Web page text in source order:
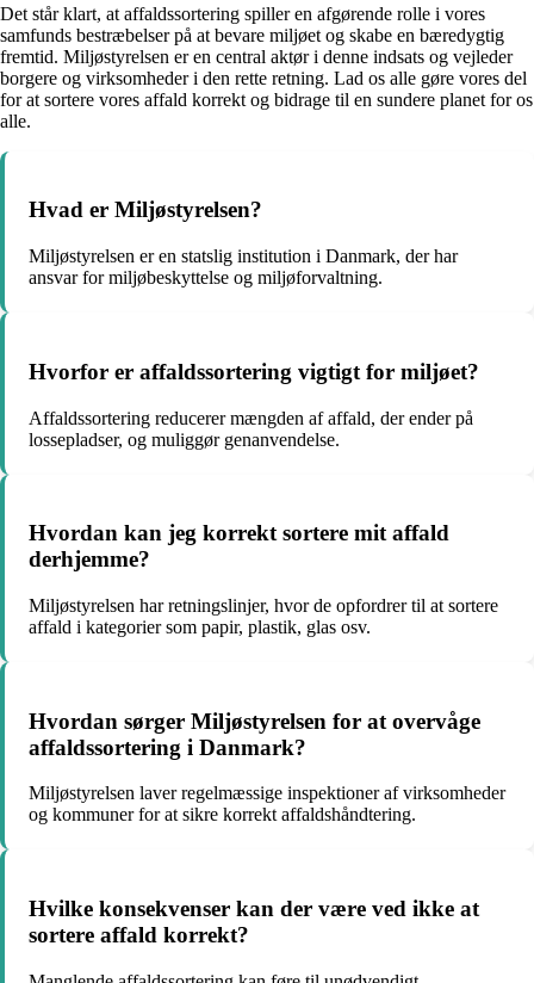
Det står klart, at affaldssortering spiller en afgørende rolle i vores
samfunds bestræbelser på at bevare miljøet og skabe en bæredygtig
fremtid. Miljøstyrelsen er en central aktør i denne indsats og vejleder
borgere og virksomheder i den rette retning. Lad os alle gøre vores del
for at sortere vores affald korrekt og bidrage til en sundere planet for os
alle.
Hvad er Miljøstyrelsen?
Miljøstyrelsen er en statslig institution i Danmark, der har
ansvar for miljøbeskyttelse og miljøforvaltning.
Hvorfor er affaldssortering vigtigt for miljøet?
Affaldssortering reducerer mængden af affald, der ender på
lossepladser, og muliggør genanvendelse.
Hvordan kan jeg korrekt sortere mit affald
derhjemme?
Miljøstyrelsen har retningslinjer, hvor de opfordrer til at sortere
affald i kategorier som papir, plastik, glas osv.
Hvordan sørger Miljøstyrelsen for at overvåge
affaldssortering i Danmark?
Miljøstyrelsen laver regelmæssige inspektioner af virksomheder
og kommuner for at sikre korrekt affaldshåndtering.
Hvilke konsekvenser kan der være ved ikke at
sortere affald korrekt?